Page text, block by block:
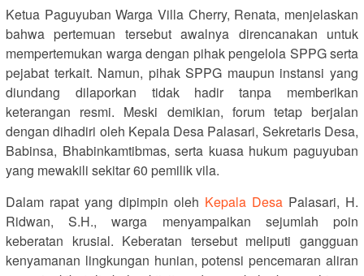
Ketua Paguyuban Warga Villa Cherry, Renata, menjelaskan
bahwa pertemuan tersebut awalnya direncanakan untuk
mempertemukan warga dengan pihak pengelola SPPG serta
pejabat terkait. Namun, pihak SPPG maupun instansi yang
diundang dilaporkan tidak hadir tanpa memberikan
keterangan resmi. Meski demikian, forum tetap berjalan
dengan dihadiri oleh Kepala Desa Palasari, Sekretaris Desa,
Babinsa, Bhabinkamtibmas, serta kuasa hukum paguyuban
yang mewakili sekitar 60 pemilik vila.
Dalam rapat yang dipimpin oleh Kepala Desa Palasari, H.
Ridwan, S.H., warga menyampaikan sejumlah poin
keberatan krusial. Keberatan tersebut meliputi gangguan
kenyamanan lingkungan hunian, potensi pencemaran aliran